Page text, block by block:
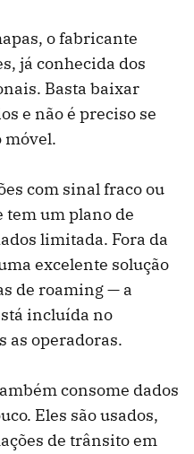
o fabricante
já conhecida dos
Basta baixar
e não é preciso se
móvel.
com sinal fraco ou
tem um plano de
limitada. Fora da
excelente solução
de roaming — a
incluída no
as operadoras.
consome dados
Eles são usados,
de trânsito em